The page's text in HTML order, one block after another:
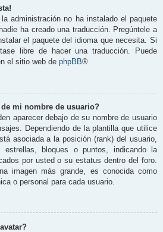
administración no ha instalado el paquete
ha creado una traducción. Pregúntele a
el paquete del idioma que necesita. Si
libre de hacer una traducción. Puede
el sitio web de phpBB®
mi nombre de usuario?
aparecer debajo de su nombre de usuario
Dependiendo de la plantilla que utilice
asociada a la posición (rank) del usuario,
estrellas, bloques o puntos, indicando la
por usted o su estatus dentro del foro.
imagen más grande, es conocida como
o personal para cada usuario.